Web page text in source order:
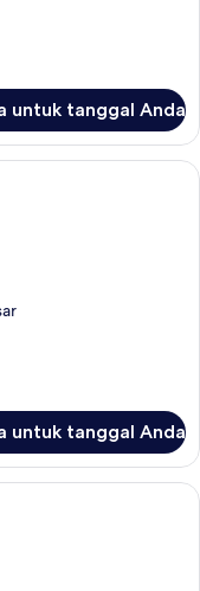
untuk tanggal Anda
selimut bulu angsa,
untuk tanggal Anda
selimut bulu angsa,